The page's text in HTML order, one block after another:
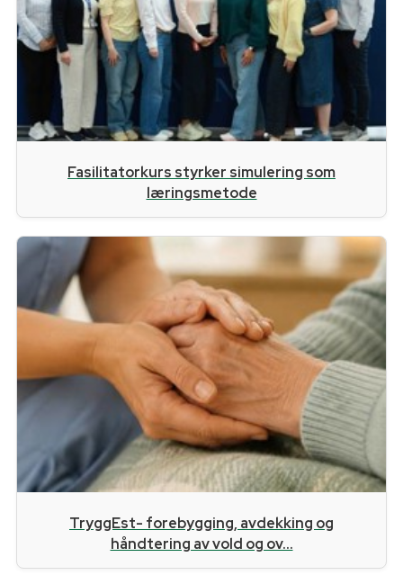
Fasilitatorkurs styrker simulering som
læringsmetode
TryggEst- forebygging, avdekking og
håndtering av vold og ov...